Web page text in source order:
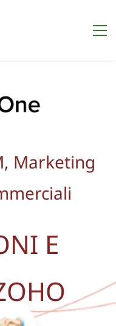
Marketing
E